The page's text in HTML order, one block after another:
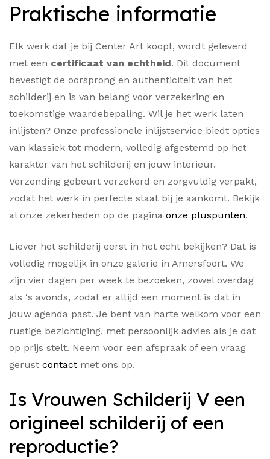
Praktische informatie
Elk werk dat je bij Center Art koopt, wordt geleverd
met een certificaat van echtheid. Dit document
bevestigt de oorsprong en authenticiteit van het
schilderij en is van belang voor verzekering en
toekomstige waardebepaling. Wil je het werk laten
inlijsten? Onze professionele inlijstservice biedt opties
van klassiek tot modern, volledig afgestemd op het
karakter van het schilderij en jouw interieur.
Verzending gebeurt verzekerd en zorgvuldig verpakt,
zodat het werk in perfecte staat bij je aankomt. Bekijk
al onze zekerheden op de pagina onze pluspunten.
Liever het schilderij eerst in het echt bekijken? Dat is
volledig mogelijk in onze galerie in Amersfoort. We
zijn vier dagen per week te bezoeken, zowel overdag
als ‘s avonds, zodat er altijd een moment is dat in
jouw agenda past. Je bent van harte welkom voor een
rustige bezichtiging, met persoonlijk advies als je dat
op prijs stelt. Neem voor een afspraak of een vraag
gerust contact met ons op.
Is Vrouwen Schilderij V een
origineel schilderij of een
reproductie?